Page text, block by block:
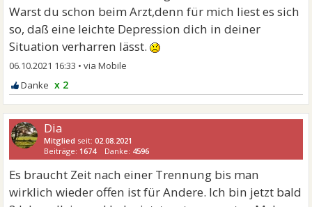
Warst du schon beim Arzt,denn für mich liest es sich
so, daß eine leichte Depression dich in deiner
Situation verharren lässt.
06.10.2021 16:33 •
x 2
Dia
Mitglied seit:02.08.2021
Beiträge: 1674 Danke: 4596
Es braucht Zeit nach einer Trennung bis man
wirklich wieder offen ist für Andere. Ich bin jetzt bald